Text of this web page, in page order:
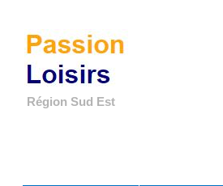
Région Sud Est